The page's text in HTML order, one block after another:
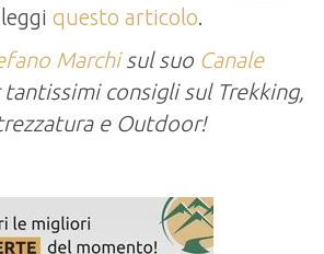
questo articolo.
Marchisul suo Canale
consigli sul Trekking,
e Outdoor!